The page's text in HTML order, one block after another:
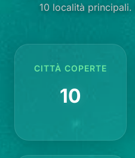
10 località principali.
CITTÀ COPERTE
10